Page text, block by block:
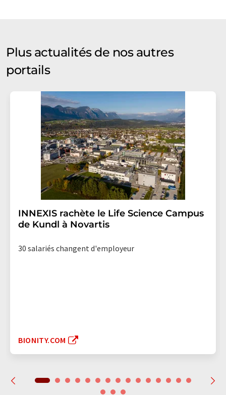
Plus actualités de nos autres
portails
INNEXIS rachète le Life Science Campus
de Kundl à Novartis
30 salariés changent d'employeur
BIONITY.COM